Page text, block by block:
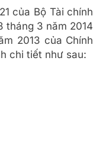
của Bộ Tài chính
tháng 3 năm 2014
2013 của Chính
chi tiết như sau: